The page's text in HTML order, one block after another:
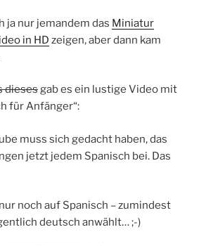
ja nur jemandem das Miniatur
in HD zeigen, aber dann kam
diesesgab es ein lustige Video mit
für Anfänger“:
muss sich gedacht haben, das
jetzt jedem Spanisch bei. Das
noch auf Spanisch – zumindest
deutsch anwählt… ;-)